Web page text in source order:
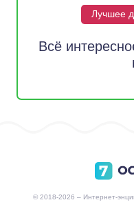
Лучшее
Всё
© 2018-2026 – Интернет-